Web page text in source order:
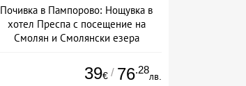
Почивка в Пампорово: Нощувка в
хотел Преспа с посещение на
Смолян и Смолянски езера
39€ / 76.28
лв.